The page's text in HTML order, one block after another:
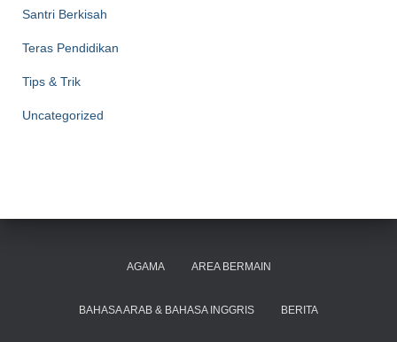
Santri Berkisah
Teras Pendidikan
Tips & Trik
Uncategorized
AGAMA AREA BERMAIN
BAHASA ARAB & BAHASA INGGRIS BERITA